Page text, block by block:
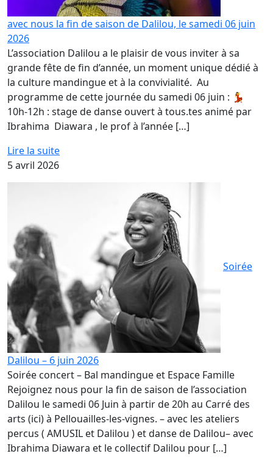
avec nous la fin de saison de Dalilou, le samedi 06 juin
2026
L’association Dalilou a le plaisir de vous inviter à sa
grande fête de fin d’année, un moment unique dédié à
la culture mandingue et à la convivialité. Au
programme de cette journée du samedi 06 juin : 💃
10h-12h : stage de danse ouvert à tous.tes animé par
Ibrahima Diawara , le prof à l’année […]
Lire la suite
5 avril 2026
Soirée
Dalilou – 6 juin 2026
Soirée concert – Bal mandingue et Espace Famille
Rejoignez nous pour la fin de saison de l’association
Dalilou le samedi 06 Juin à partir de 20h au Carré des
arts (ici) à Pellouailles-les-vignes. – avec les ateliers
percus ( AMUSIL et Dalilou ) et danse de Dalilou– avec
Ibrahima Diawara et le collectif Dalilou pour […]